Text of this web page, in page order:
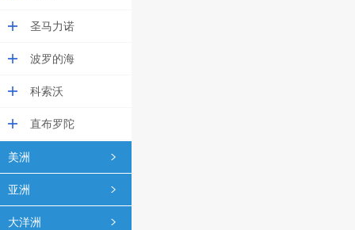
圣马力诺
波罗的海
科索沃
直布罗陀
美洲
亚洲
大洋洲